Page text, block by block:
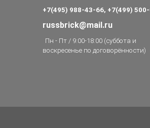
+7(495) 988-43-66, +7(499)
russbrick@mail.ru
Пн - Пт / 9:00-18:00 (суббота и
воскресенье по договорённости)